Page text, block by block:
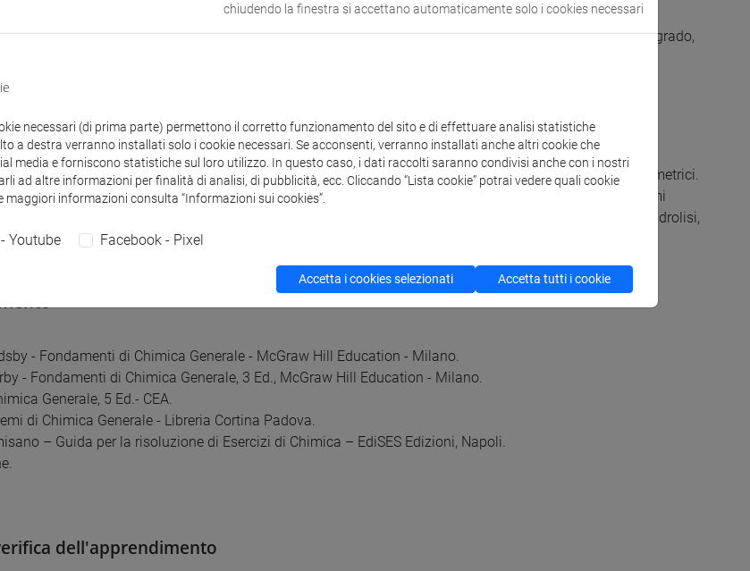
studenti abbiano una conoscenza di base di matematica ed algebra (equazioni di primo e di secondo grado,
(IUPAC e tradizionale). Massa molecolare, mole. Equazioni chimiche e bilanciamento. Calcoli gravimetrici.
Soluzioni e loro leggi. Proprietà colligative. Equilibrio chimico: costanti di equilibrio Kc e Kp, sistemi
Principio di Le Chatelier. Equilibri in fase acquosa, acidi e basi, forza degli acidi, pH e suo calcolo, idrolisi,
prodotto di solubilità. Effetto dello ione comune. Reazioni redox.
- Fondamenti di Chimica Generale - McGraw Hill Education - Milano.
- Fondamenti di Chimica Generale, 3 Ed., McGraw Hill Education - Milano.
Generale, 5 Ed.- CEA.
di Chimica Generale - Libreria Cortina Padova.
– Guida per la risoluzione di Esercizi di Chimica – EdiSES Edizioni, Napoli.
dell'apprendimento
chiudendo la finestra si accettano automaticamente solo i cookies necessari
necessari (di prima parte) permettono il corretto funzionamento del sito e di effettuare analisi statistiche
a destra verranno installati solo i cookie necessari. Se acconsenti, verranno installati anche altri cookie che
media e forniscono statistiche sul loro utilizzo. In questo caso, i dati raccolti saranno condivisi anche con i nostri
ad altre informazioni per finalità di analisi, di pubblicità, ecc. Cliccando “Lista cookie” potrai vedere quali cookie
informazioni consulta “Informazioni sui cookies”.
Youtube Facebook - Pixel
Accetta i cookies selezionati Accetta tutti i cookie